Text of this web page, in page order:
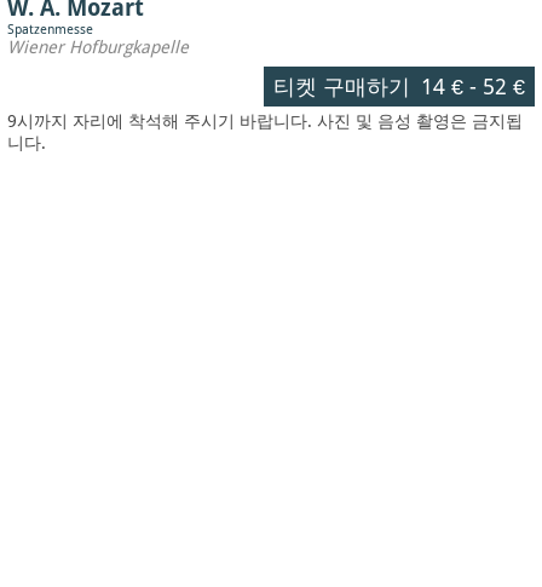
W. A. Mozart
Spatzenmesse
Wiener Hofburgkapelle
티켓 구매하기 14 €- 52 €
9시까지 자리에 착석해 주시기 바랍니다. 사진 및 음성 촬영은 금지됩
니다.